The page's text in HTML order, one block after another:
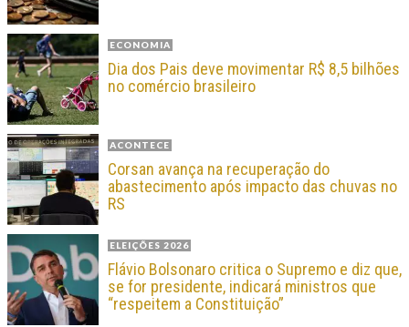
ECONOMIA
Dia dos Pais deve movimentar R$ 8,5 bilhões
no comércio brasileiro
ACONTECE
Corsan avança na recuperação do
abastecimento após impacto das chuvas no
RS
ELEIÇÕES 2026
Flávio Bolsonaro critica o Supremo e diz que,
se for presidente, indicará ministros que
“respeitem a Constituição”